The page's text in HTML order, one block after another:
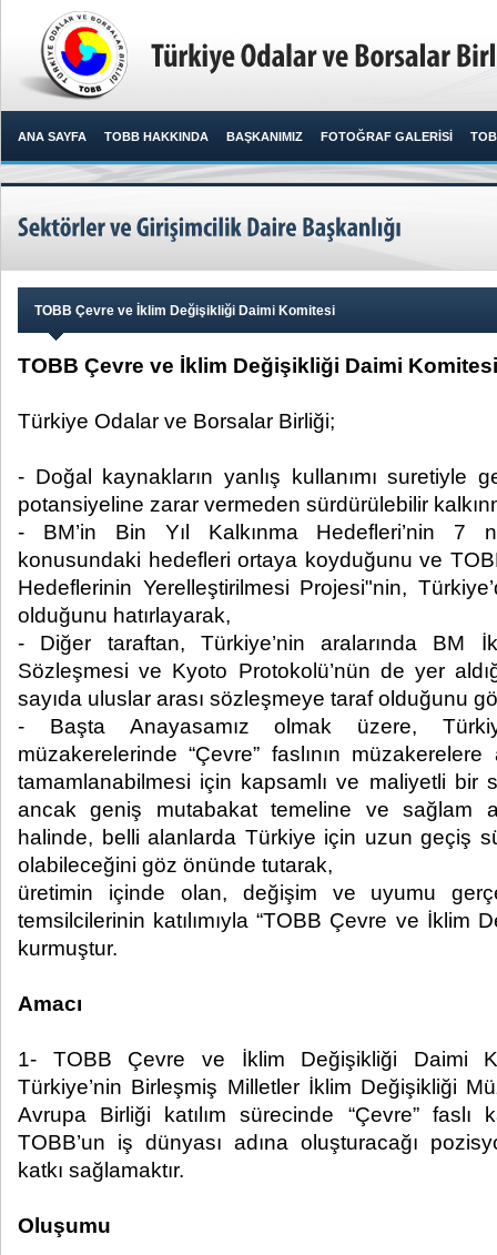
ANA SAYFA TOBB HAKKINDA BAŞKANIMIZ FOTOĞRAF GALERİSİ
TOBB Çevre ve İklim Değişikliği Daimi Komitesi
TOBB Çevre ve İklim Değişikliği Daimi Komitesi
Türkiye Odalar ve Borsalar Birliği;
- Doğal kaynakların yanlış kullanımı suretiyle
potansiyeline zarar vermeden sürdürülebilir
- BM’in Bin Yıl Kalkınma Hedefleri’nin 7
konusundaki hedefleri ortaya koyduğunu ve
Hedeflerinin Yerelleştirilmesi Projesi"nin,
olduğunu hatırlayarak,
- Diğer taraftan, Türkiye’nin aralarında BM
Sözleşmesi ve Kyoto Protokolü’nün de yer
sayıda uluslar arası sözleşmeye taraf olduğunu
- Başta Anayasamız olmak üzere,
müzakerelerinde “Çevre” faslının müzakerelere
tamamlanabilmesi için kapsamlı ve maliyetli bir
ancak geniş mutabakat temeline ve sağlam
halinde, belli alanlarda Türkiye için uzun geçiş
olabileceğini göz önünde tutarak,
üretimin içinde olan, değişim ve uyumu
temsilcilerinin katılımıyla “TOBB Çevre ve İklim
kurmuştur.
Amacı
1- TOBB Çevre ve İklim Değişikliği Daimi
Türkiye’nin Birleşmiş Milletler İklim Değişikliği
Avrupa Birliği katılım sürecinde “Çevre” faslı
TOBB’un iş dünyası adına oluşturacağı
katkı sağlamaktır.
Oluşumu